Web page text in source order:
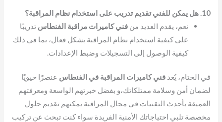
10. هل يمكن للفني تقديم تدريب على استخدام نظام المراقبة؟
نعم، يقدم العديد منفني كاميرات مراقبة الفنطاستدريبًا
على كيفية استخدام نظام المراقبة بشكل فعال، بما في ذلك
كيفية الوصول إلى التسجيلات وضبط الإعدادات.
في الختام، يُعدفني كاميرات المراقبة في الفنطاس عنصرًا حيويًا
لضمان أمن وسلامة ممتلكاتك،و بفضل خبرتهم الواسعة ومعرفتهم
العميقة بأحدث التقنيات في مجال المراقبة يمكنهم تقديم حلول
مخصصة تلبي احتياجاتك الأمنية الفريدة سواء كنت تبحث عن تركيب